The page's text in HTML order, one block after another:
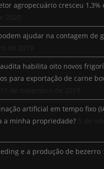
agropecuário cresceu 1,3%
ajudar na contagem de
habilita oito novos
para exportação de carne
artificial em tempo fixo
a minha propriedade?
e a produção de bezerro